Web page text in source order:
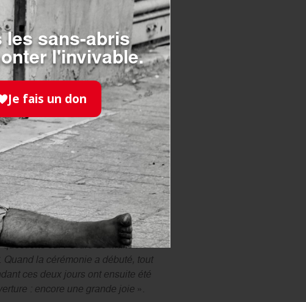
Paris, Amicie et Sixtine, deux
voulaient« vivre de
aux zones prévues à l’extérieur
passe dans l’édifice. Elles sont
les bracelets d’entrée dans
du public, le samedi 7 et le
le samedi. Si, comme tout le
particulièrement pris à cœur sa
de parler et de souhaiter la
sur l’Ordre de Malte !
Quand la cérémonie a débuté, tout
ces deux jours ont ensuite été
: encore une grande joie».
les sans-abris
l'invivable.
Je fais un don